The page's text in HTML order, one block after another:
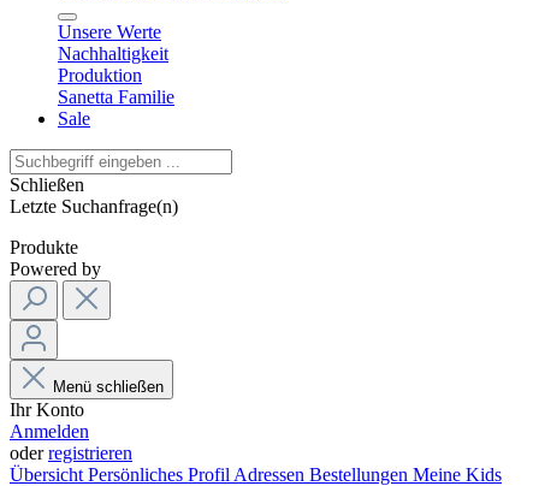
Unsere Werte
Nachhaltigkeit
Produktion
Sanetta Familie
Sale
Schließen
Letzte Suchanfrage(n)
Produkte
Powered by
Menü schließen
Ihr Konto
Anmelden
oderregistrieren
Übersicht Persönliches Profil Adressen Bestellungen Meine Kids